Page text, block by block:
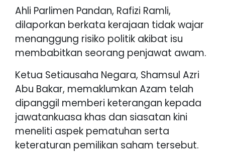
Ahli Parlimen Pandan, Rafizi Ramli,
dilaporkan berkata kerajaan tidak wajar
menanggung risiko politik akibat isu
membabitkan seorang penjawat awam.
Ketua Setiausaha Negara, Shamsul Azri
Abu Bakar, memaklumkan Azam telah
dipanggil memberi keterangan kepada
jawatankuasa khas dan siasatan kini
meneliti aspek pematuhan serta
keteraturan pemilikan saham tersebut.